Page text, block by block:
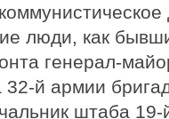
люди, как
генерал-
й армии
штаба 19-